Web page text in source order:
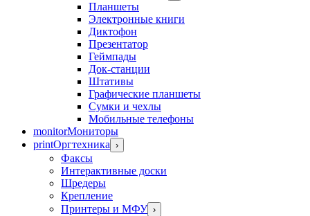
Планшеты
Электронные книги
Диктофон
Презентатор
Геймпады
Док-станции
Штативы
Графические планшеты
Сумки и чехлы
Мобильные телефоны
monitorМониторы
printОргтехника ›
Факсы
Интерактивные доски
Шредеры
Крепление
Принтеры и МФУ ›